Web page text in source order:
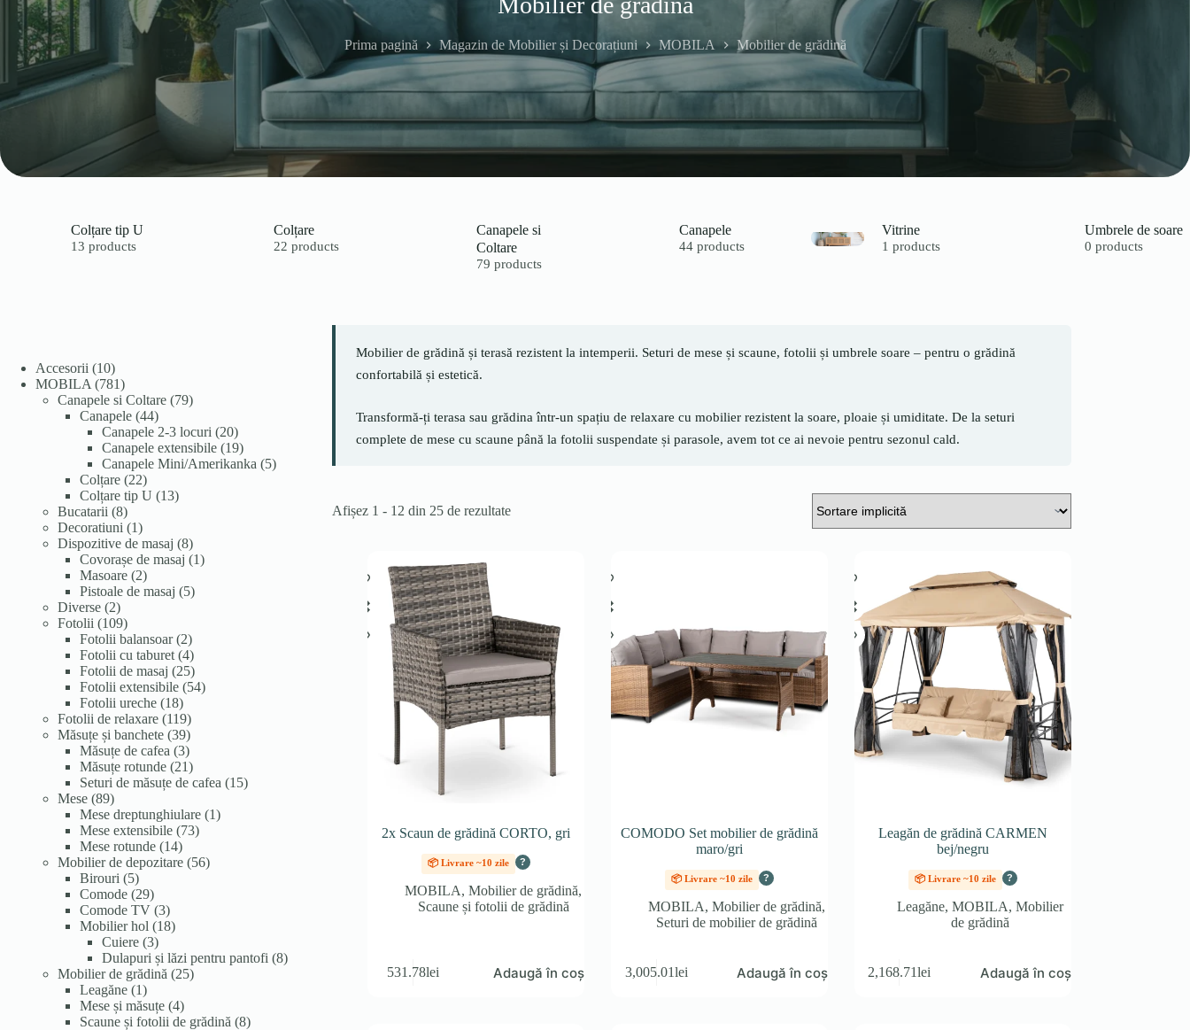
Prima pagină Magazin de Mobilier și Decorațiuni MOBILA Mobilier de grădină
Colțare tip U
13 products
Colțare
22 products
Canapele si
Coltare
79 products
Canapele
44 products
Vitrine
1 products
Umbrele de soare
0 products
Mobilier de grădină și terasă rezistent la intemperii. Seturi de mese și scaune, fotolii și umbrele soare – pentru o grădină
confortabilă și estetică.
Transformă-ți terasa sau grădina într-un spațiu de relaxare cu mobilier rezistent la soare, ploaie și umiditate. De la seturi
complete de mese cu scaune până la fotolii suspendate și parasole, avem tot ce ai nevoie pentru sezonul cald.
Afișez 1 - 12 din 25 de rezultate
2x Scaun de grădină CORTO, gri
📦 Livrare ~10 zile ?
MOBILA,Mobilier de grădină,
Scaune și fotolii de grădină
531.78lei Adaugă în coș
COMODO Set mobilier de grădină
maro/gri
📦 Livrare ~10 zile ?
MOBILA,Mobilier de grădină,
Seturi de mobilier de grădină
3,005.01lei Adaugă în coș
Leagăn de grădină CARMEN
bej/negru
📦 Livrare ~10 zile ?
Leagăne,MOBILA,Mobilier
de grădină
2,168.71lei Adaugă în coș
Accesorii 1010
produse
MOBILA 781781
de
produse
Canapele si Coltare 7979
produse
Canapele 4444
de
produse
Canapele 2-3 locuri 2020
de
produse
Canapele extensibile 1919
produse
Canapele Mini/Amerikanka 55
Colțare 2222
de
Colțare tip U 1313
Bucatarii 88
produse
Decoratiuni 11
produs
Dispozitive de masaj 88
produse
Covorașe de masaj 11
Masoare 22
produse
Pistoale de masaj 55
Diverse 22
produse
Fotolii 109109
produse
Fotolii balansoar 22
produse
Fotolii cu taburet 44
produse
Fotolii de masaj 2525
de
Fotolii extensibile 5454
Fotolii ureche 1818
produse
Fotolii de relaxare 119119
produse
Măsuțe și banchete 3939
de
produse
Măsuțe de cafea 33
produse
Măsuțe rotunde 2121
de
Seturi de măsuțe de cafea 1515
Mese 8989
de
produse
Mese dreptunghiulare 11
Mese extensibile 7373
produse
Mese rotunde 1414
produse
Mobilier de depozitare 5656
Birouri 55
produse
Comode 2929
de
produse
Comode TV 33
produse
Mobilier hol 1818
Cuiere 33
produse
Dulapuri și lăzi pentru pantofi 88
Mobilier de grădină 2525
Leagăne 11
produs
Mese și măsuțe 44
produse
Scaune și fotolii de grădină 88